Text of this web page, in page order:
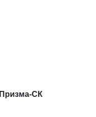
Призма-СК